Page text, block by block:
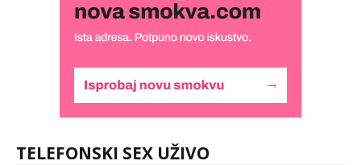
TELEFONSKI SEX UŽIVO
Alisa
Razgovaram :)
- Kod: #106
tel:0,93€ - mob:1,12€ min